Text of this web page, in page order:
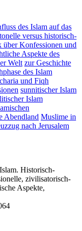
des Islam auf das
versus historisch-
über Konfessionen und
Aspekte des
Welt zur Geschichte
des Islam
und Fiqh
sunnitischer Islam
Islam
Abendland Muslime in
nach Jerusalem
Historisch-
zivilisatorisch-
Aspekte,